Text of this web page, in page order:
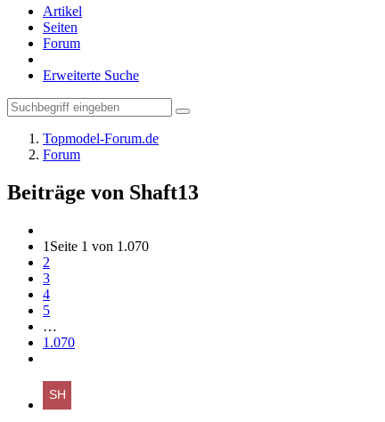
Artikel
Seiten
Forum
Erweiterte Suche
Topmodel-Forum.de
Forum
Beiträge von Shaft13
1 Seite 1 von 1.070
2
3
4
5
…
1.070